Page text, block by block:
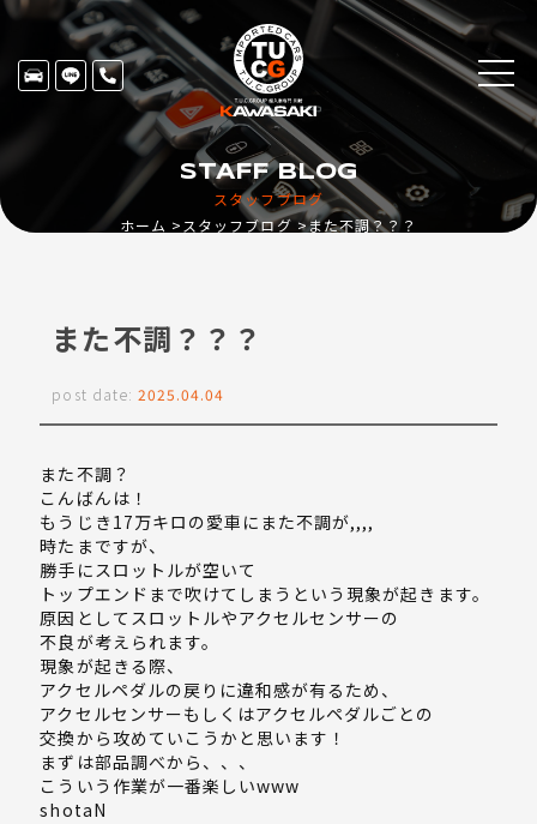
スタッフブログ
STAFF BLOG
ホーム スタッフブログ また不調？？？
また不調？？？
post date: 2025.04.04
また不調？
こんばんは！
もうじき17万キロの愛車にまた不調が,,,,
時たまですが、
勝手にスロットルが空いて
トップエンドまで吹けてしまうという現象が起きます。
原因としてスロットルやアクセルセンサーの
不良が考えられます。
現象が起きる際、
アクセルペダルの戻りに違和感が有るため、
アクセルセンサーもしくはアクセルペダルごとの
交換から攻めていこうかと思います！
まずは部品調べから、、、
こういう作業が一番楽しいwww
shotaN